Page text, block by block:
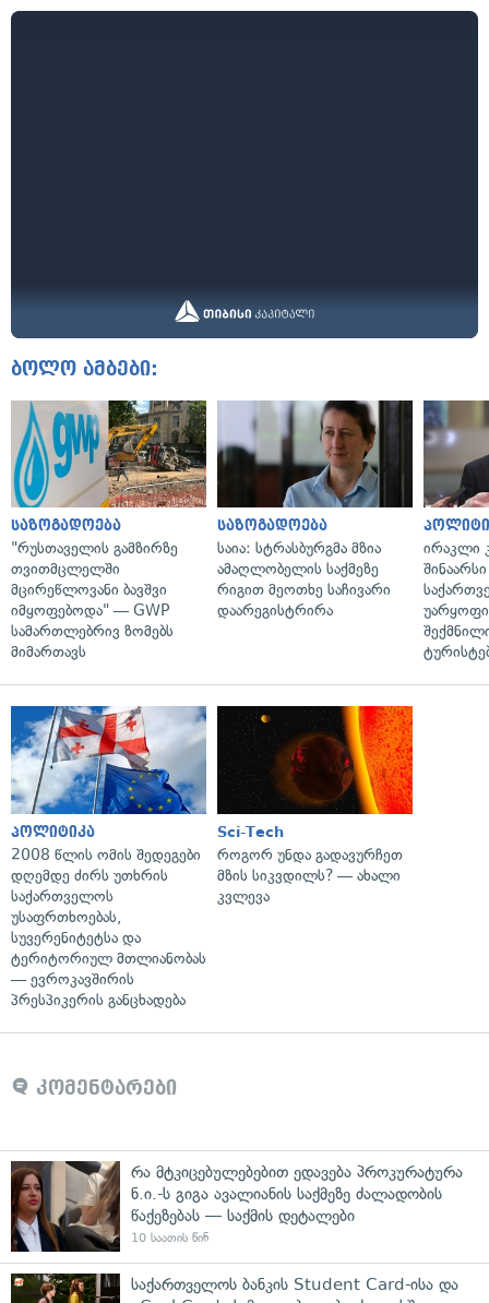
ბოლო ამბები:
საზოგადოება
"რუსთაველის გამზირზე
თვითმცლელში
მცირეწლოვანი ბავშვი
იმყოფებოდა" — GWP
სამართლებრივ ზომებს
მიმართავს
საზოგადოება
საია: სტრასბურგმა მზია
ამაღლობელის საქმეზე
რიგით მეოთხე საჩივარი
დაარეგისტრირა
ირაკლი
პოლიტიკა
2008 წლის ომის შედეგები
დღემდე ძირს უთხრის
საქართველოს
უსაფრთხოებას,
სუვერენიტეტსა და
ტერიტორიულ მთლიანობას
— ევროკავშირის
პრესპიკერის განცხადება
Sci-Tech
როგორ უნდა გადავურჩეთ
მზის სიკვდილს? — ახალი
კვლევა
კომენტარები
რა მტკიცებულებებით ედავება პროკურატურა
ნ.ი.-ს გიგა ავალიანის საქმეზე ძალადობის
წაქეზებას — საქმის დეტალები
10 საათის წინ
საქართველოს ბანკის Student Card-ისა და